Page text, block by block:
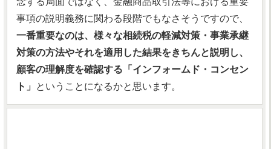
事項の説明義務に関わる段階でもなさそうですので、
一番重要なのは、様々な相続税の軽減対策・事業承継
対策の方法やそれを適用した結果をきちんと説明し、
顧客の理解度を確認する「インフォームド・コンセン
ト」
ということになるかと思います。